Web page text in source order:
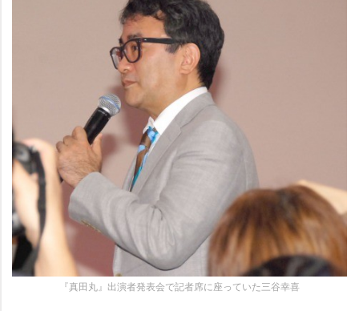
『真田丸』出演者発表会で記者席に座っていた三谷幸喜